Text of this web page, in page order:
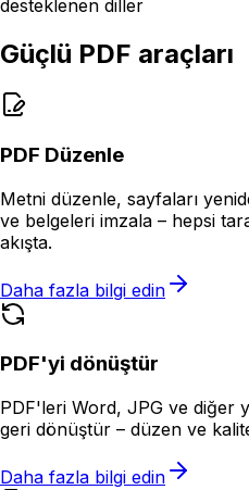
desteklenen diller
Güçlü PDF araçları
PDF Düzenle
Metni düzenle, sayfaları
ve belgeleri imzala – hepsi
akışta.
Daha fazla bilgi edin
PDF'yi dönüştür
PDF'leri Word, JPG ve diğer
geri dönüştür – düzen ve
Daha fazla bilgi edin